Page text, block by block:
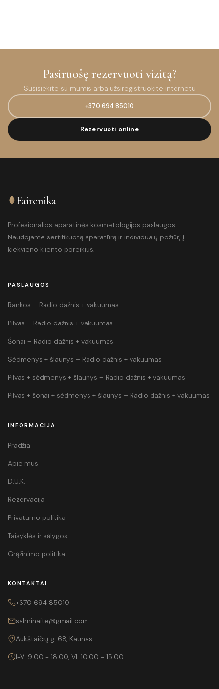
Pasiruošę rezervuoti vizitą?
Susisiekite su mumis arba užsiregistruokite internetu
+370 694 85010
Rezervuoti online
Fairenika
Profesionalios aparatinės kosmetologijos paslaugos.
Naudojame sertifikuotą aparatūrą ir individualų požiūrį į
kiekvieno kliento poreikius.
PASLAUGOS
Rankos – Radio dažnis + vakuumas
Pilvas – Radio dažnis + vakuumas
Šonai – Radio dažnis + vakuumas
Sėdmenys + šlaunys – Radio dažnis + vakuumas
Pilvas + sėdmenys + šlaunys – Radio dažnis + vakuumas
Pilvas + šonai + sėdmenys + šlaunys – Radio dažnis + vakuumas
INFORMACIJA
Pradžia
Apie mus
D.U.K.
Rezervacija
Privatumo politika
Taisyklės ir sąlygos
Grąžinimo politika
KONTAKTAI
+370 694 85010
salminaite@gmail.com
Aukštaičių g. 68, Kaunas
I-V: 9:00 - 18:00, VI: 10:00 - 15:00